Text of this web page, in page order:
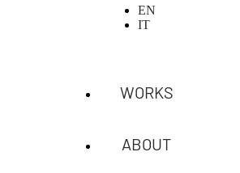
EN
IT
WORKS
ABOUT